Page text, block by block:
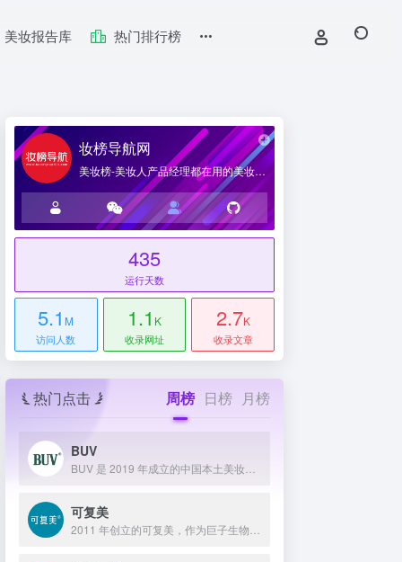
美妆报告库 热门排行榜
妆榜导航网
美妆榜-美妆人产品经理都在用的美妆产业导航网站
435
运行天数
5.1 M
访问人数
1.1 K
收录网址
2.7K
收录文章
热门点击 周榜 日榜 月榜
BUV
可复美